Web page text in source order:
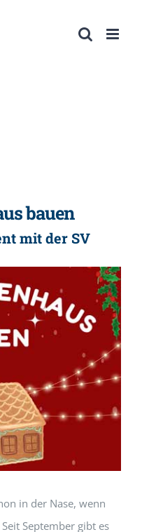
bauen
mit der SV
in der Nase, wenn
September gibt es